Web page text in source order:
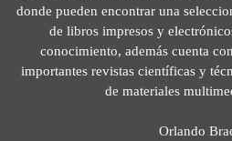
donde pueden encontrar una
de libros impresos y
conocimiento, además cuenta
importantes revistas científicas y
de materiales
Orlando